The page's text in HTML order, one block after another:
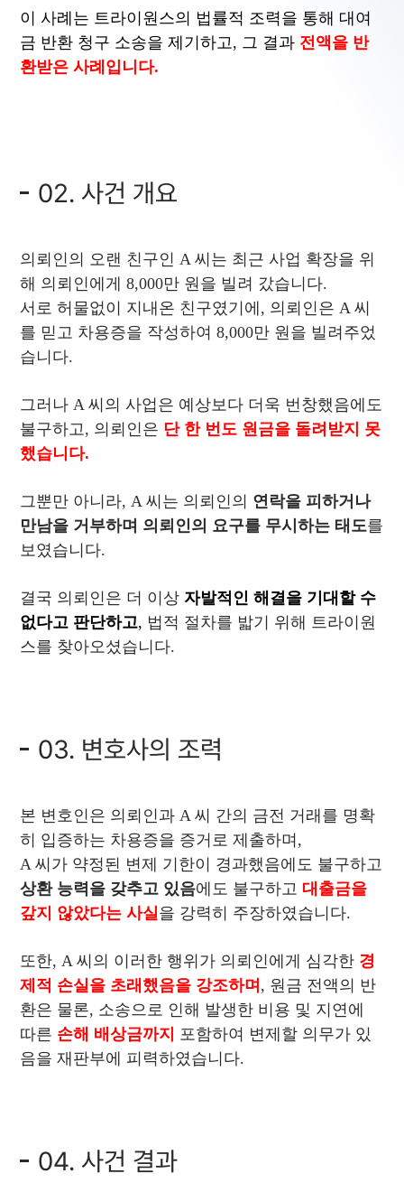
이 사례는 트라이원스의 법률적 조력을 통해 대여
금 반환 청구 소송을 제기하고, 그 결과 전액을 반
환받은 사례입니다.
02. 사건 개요
의뢰인의 오랜 친구인 A 씨는 최근 사업 확장을 위
해 의뢰인에게 8,000만 원을 빌려 갔습니다.
서로 허물없이 지내온 친구였기에, 의뢰인은 A 씨
를 믿고 차용증을 작성하여 8,000만 원을 빌려주었
습니다.
그러나 A 씨의 사업은 예상보다 더욱 번창했음에도
불구하고, 의뢰인은 단 한 번도 원금을 돌려받지 못
했습니다.
그뿐만 아니라, A 씨는 의뢰인의 연락을 피하거나
만남을 거부하며 의뢰인의 요구를 무시하는 태도를
보였습니다.
결국 의뢰인은 더 이상자발적인 해결을 기대할 수
없다고 판단하고, 법적 절차를 밟기 위해 트라이원
스를 찾아오셨습니다.
03. 변호사의 조력
본 변호인은 의뢰인과 A 씨 간의 금전 거래를 명확
히 입증하는 차용증을 증거로 제출하며,
A 씨가 약정된 변제 기한이 경과했음에도 불구하고
상환 능력을 갖추고 있음에도 불구하고 대출금을
갚지 않았다는 사실을 강력히 주장하였습니다.
또한, A 씨의 이러한 행위가 의뢰인에게 심각한 경
제적 손실을 초래했음을 강조하며 , 원금 전액의 반
환은 물론, 소송으로 인해 발생한 비용 및 지연에
따른 손해 배상금까지 포함하여 변제할 의무가 있
음을 재판부에 피력하였습니다.
04. 사건 결과